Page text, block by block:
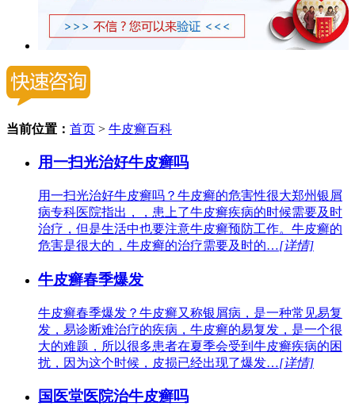
当前位置： 首页 > 牛皮癣百科
用一扫光治好牛皮癣吗
用一扫光治好牛皮癣吗？牛皮癣的危害性很大郑州银屑
病专科医院指出，，患上了牛皮癣疾病的时候需要及时
治疗，但是生活中也要注意牛皮癣预防工作。牛皮癣的
危害是很大的，牛皮癣的治疗需要及时的…[详情]
牛皮癣春季爆发
牛皮癣春季爆发？牛皮癣又称银屑病，是一种常见易复
发，易诊断难治疗的疾病，牛皮癣的易复发，是一个很
大的难题，所以很多患者在夏季会受到牛皮癣疾病的困
扰，因为这个时候，皮损已经出现了爆发…[详情]
国医堂医院治牛皮癣吗